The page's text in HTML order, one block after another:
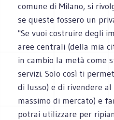
comune di Milano, si
se queste fossero un
"Se vuoi costruire degli
aree centrali (della mia
in cambio la metà come
servizi. Solo così ti
di lusso) e di rivendere al
massimo di mercato) e
potrai utilizzare per